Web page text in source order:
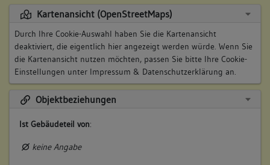
Kartenansicht (OpenStreetMaps)
Durch Ihre Cookie-Auswahl haben Sie die Kartenansicht
deaktiviert, die eigentlich hier angezeigt werden würde. Wenn Sie
die Kartenansicht nutzen möchten, passen Sie bitte Ihre Cookie-
Einstellungen unter Impressum & Datenschutzerklärung an.
Objektbeziehungen
Ist Gebäudeteil von:
keine Angabe